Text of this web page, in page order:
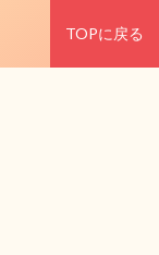
TOPに戻る